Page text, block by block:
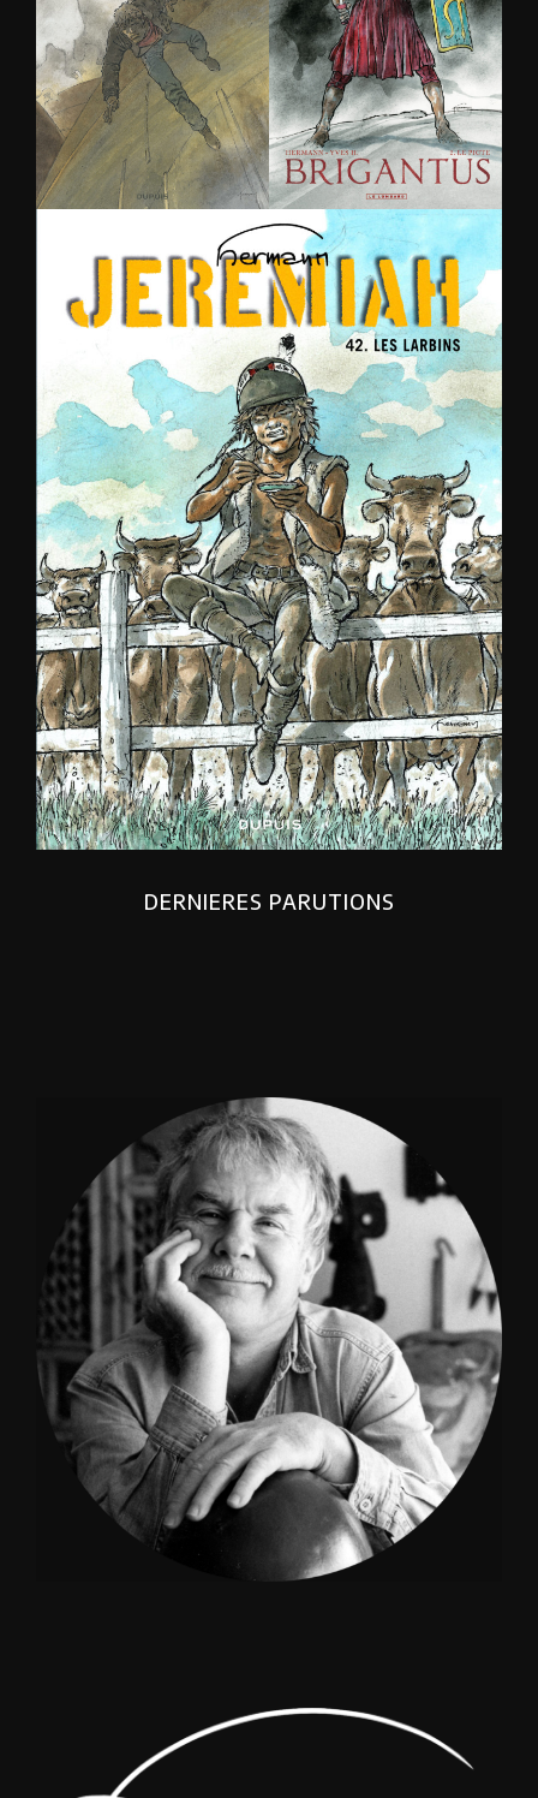
DERNIERES PARUTIONS